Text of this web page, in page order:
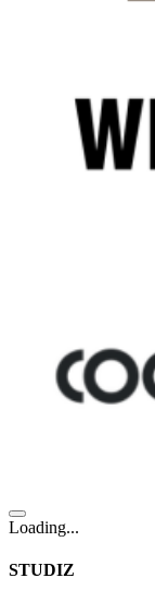
Loading...
STUDIZ